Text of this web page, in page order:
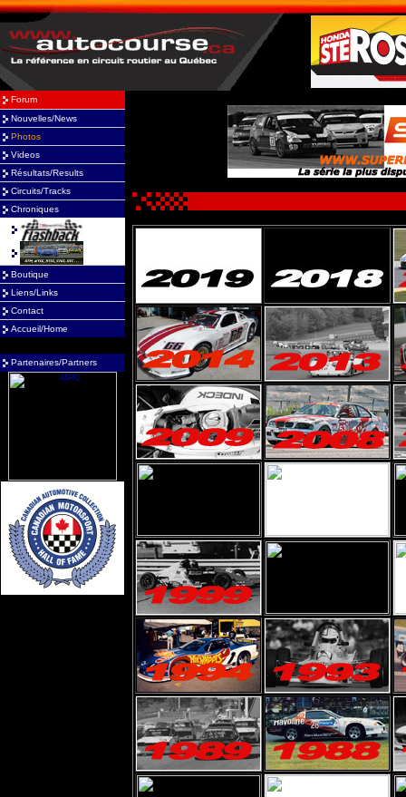
Forum
Nouvelles/News
Photos
Videos
Résultats/Results
Circuits/Tracks
Chroniques
Boutique
Liens/Links
Contact
Accueil/Home
Partenaires/Partners